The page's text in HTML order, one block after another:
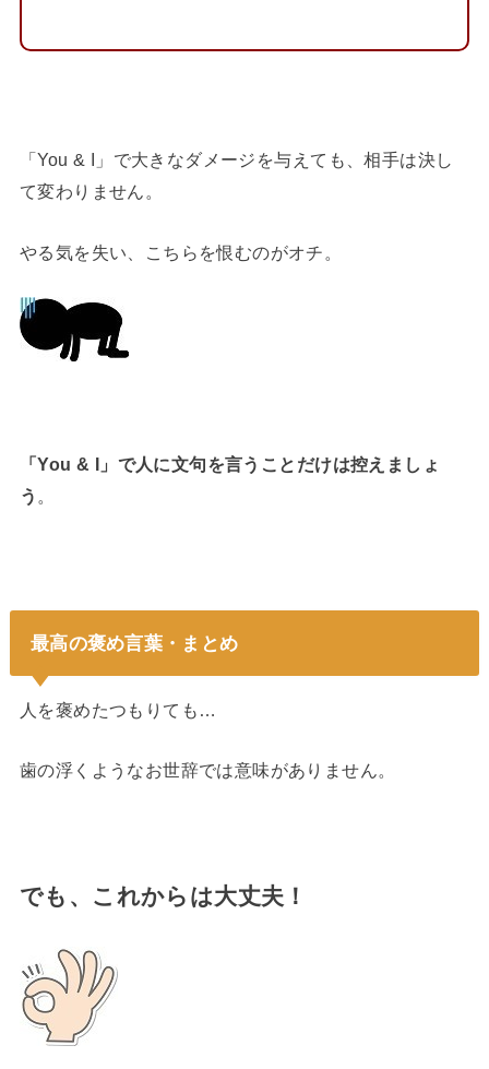
「You & I」で大きなダメージを与えても、相手は決し
て変わりません。
やる気を失い、こちらを恨むのがオチ。
「You & I」で人に文句を言うことだけは控えましょ
う 。
最高の褒め言葉・まとめ
人を褒めたつもりても…
歯の浮くようなお世辞では意味がありません。
でも、これからは大丈夫！